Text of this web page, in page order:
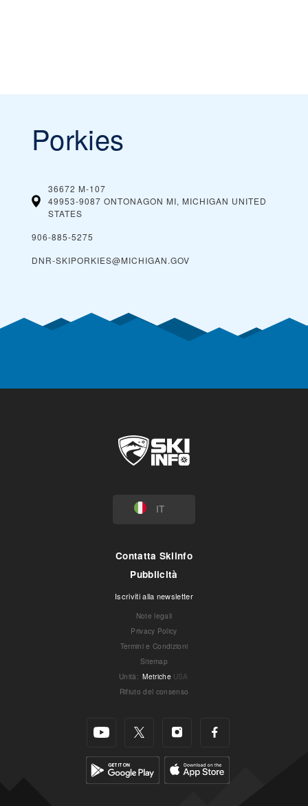
Porkies
36672 M-107
49953-9087 ONTONAGON MI, MICHIGAN UNITED
STATES
906-885-5275
DNR-SKIPORKIES@MICHIGAN.GOV
IT
Contatta Skiinfo
Pubblicità
Iscriviti alla newsletter
Note legali
Privacy Policy
Termini e Condizioni
Sitemap
Unità : Metriche USA
Rifiuto del consenso